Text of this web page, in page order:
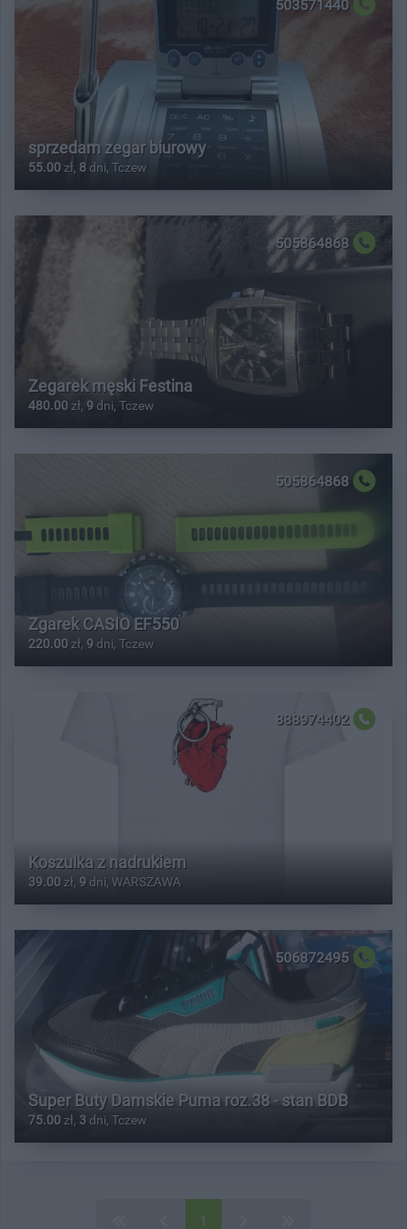
503571440
sprzedam zegar biurowy
55.00 zł, 8 dni, Tczew
505864868
Zegarek męski Festina
480.00 zł, 9 dni, Tczew
505864868
Zgarek CASIO EF550
220.00 zł, 9 dni, Tczew
888974402
Koszulka z nadrukiem
39.00 zł, 9 dni, WARSZAWA
506872495
Super Buty Damskie Puma roz.38 - stan BDB
75.00 zł, 3 dni, Tczew
1